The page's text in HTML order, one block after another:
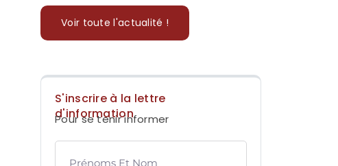
Voir toute l'actualité !
S'inscrire à la lettre
d'information
Pour se tenir informer